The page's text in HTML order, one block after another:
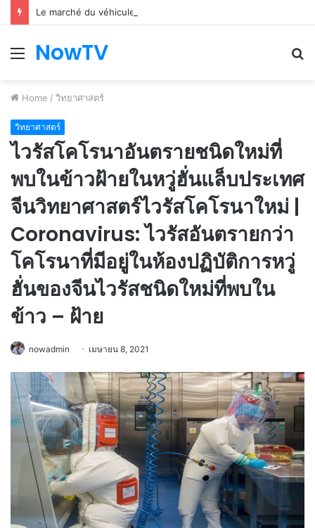
Le marché du véhicule d’occasion en plein essor
Menu
NowTV
Home / วิทยาศาสตร์
วิทยาศาสตร์
ไวรัสโคโรนาอันตรายชนิดใหม่ที่
พบในข้าวฝ้ายในหวู่ฮั่นแล็บประเทศ
จีนวิทยาศาสตร์ไวรัสโคโรนาใหม่ |
Coronavirus: ไวรัสอันตรายกว่า
โคโรนาที่มีอยู่ในห้องปฏิบัติการหวู่
ฮั่นของจีนไวรัสชนิดใหม่ที่พบใน
ข้าว – ฝ้าย
nowadmin เมษายน 8, 2021